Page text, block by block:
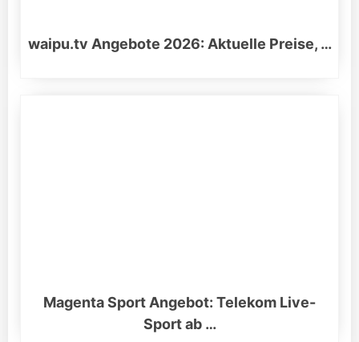
waipu.tv Angebote 2026: Aktuelle Preise, …
Magenta Sport Angebot: Telekom Live-
Sport ab …